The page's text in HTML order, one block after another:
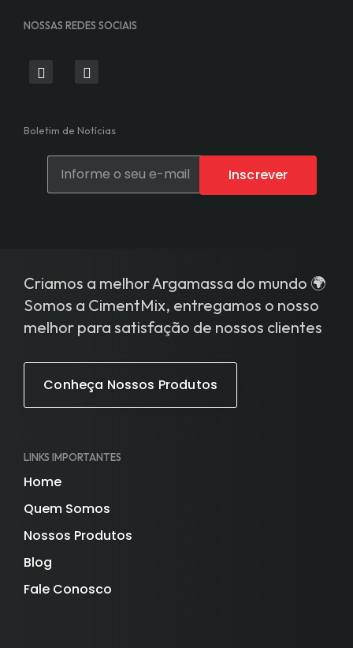
NOSSAS REDES SOCIAIS
Boletim de Notícias
Inscrever
Criamos a melhor Argamassa do mundo 🌍
Somos a CimentMix, entregamos o nosso
melhor para satisfação de nossos clientes
Conheça Nossos Produtos
LINKS IMPORTANTES
Home
Quem Somos
Nossos Produtos
Blog
Fale Conosco